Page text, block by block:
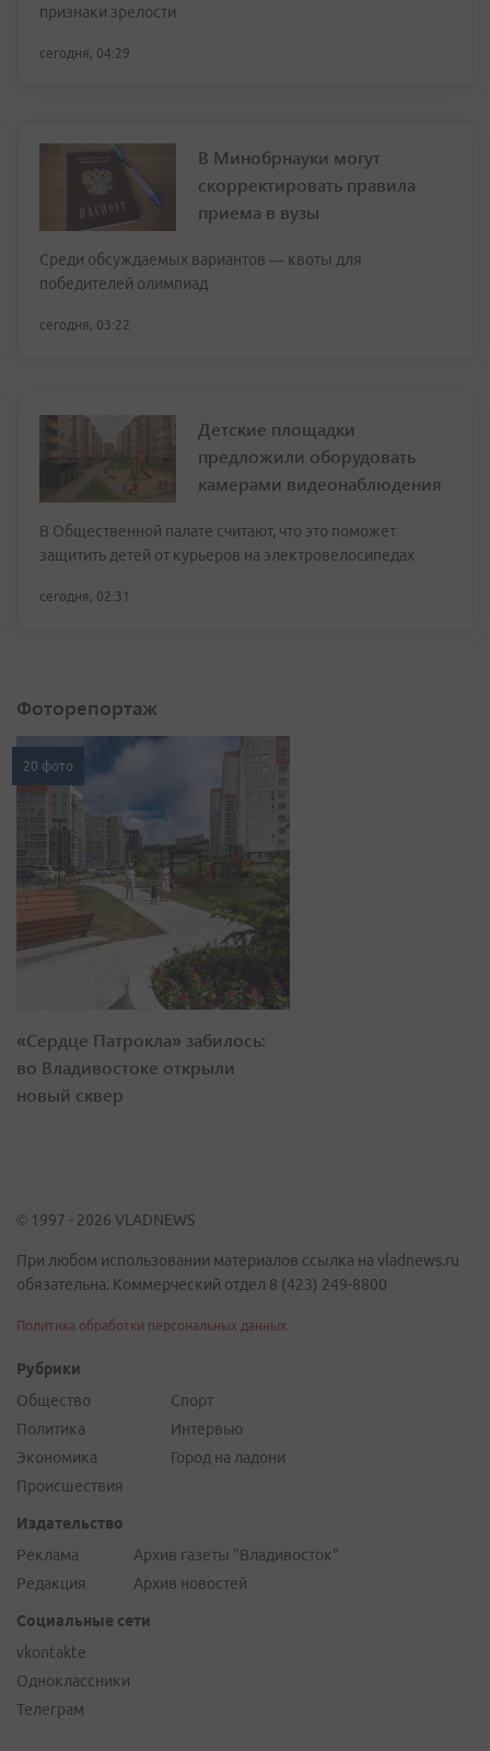
признаки зрелости
сегодня, 04:29
В Минобрнауки могут
скорректировать правила
приема в вузы
Среди обсуждаемых вариантов — квоты для
победителей олимпиад
сегодня, 03:22
Детские площадки
предложили оборудовать
камерами видеонаблюдения
В Общественной палате считают, что это поможет
защитить детей от курьеров на электровелосипедах
сегодня, 02:31
Фоторепортаж
20 фото
«Сердце Патрокла» забилось:
во Владивостоке открыли
новый сквер
© 1997 - 2026 VLADNEWS
При любом использовании материалов ссылка на vladnews.ru
обязательна. Коммерческий отдел 8 (423) 249-8800
Политика обработки персональных данных
Рубрики
Общество
Политика
Экономика
Происшествия
Спорт
Интервью
Город на ладони
Издательство
Реклама
Редакция
Архив газеты "Владивосток"
Архив новостей
Социальные сети
vkontakte
Одноклассники
Телеграм